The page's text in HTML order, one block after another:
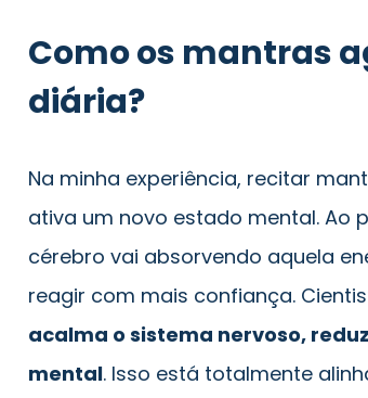
Como os mantras
diária?
Na minha experiência, recitar
ativa um novo estado mental. Ao
cérebro vai absorvendo aquela
reagir com mais confiança.
acalma o sistema nervoso,
mental. Isso está totalmente